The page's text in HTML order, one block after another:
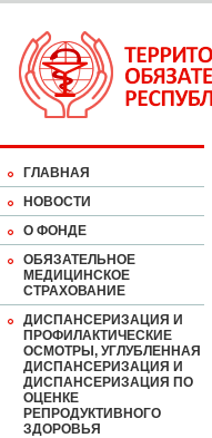
ГЛАВНАЯ
НОВОСТИ
О ФОНДЕ
ОБЯЗАТЕЛЬНОЕ
МЕДИЦИНСКОЕ
СТРАХОВАНИЕ
ДИСПАНСЕРИЗАЦИЯ И
ПРОФИЛАКТИЧЕСКИЕ
ОСМОТРЫ, УГЛУБЛЕННАЯ
ДИСПАНСЕРИЗАЦИЯ И
ДИСПАНСЕРИЗАЦИЯ ПО
ОЦЕНКЕ
РЕПРОДУКТИВНОГО
ЗДОРОВЬЯ